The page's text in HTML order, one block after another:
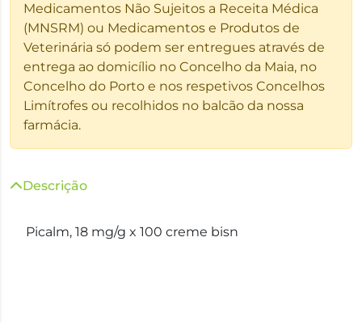
Medicamentos Não Sujeitos a Receita Médica
(MNSRM) ou Medicamentos e Produtos de
Veterinária só podem ser entregues através de
entrega ao domicílio no Concelho da Maia, no
Concelho do Porto e nos respetivos Concelhos
Limítrofes ou recolhidos no balcão da nossa
farmácia.
Descrição
Picalm, 18 mg/g x 100 creme bisn